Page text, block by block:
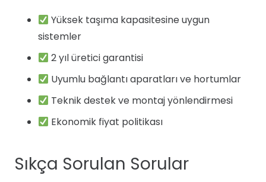
Yüksek taşıma kapasitesine uygun
sistemler
2 yıl üretici garantisi
Uyumlu bağlantı aparatları ve hortumlar
Teknik destek ve montaj yönlendirmesi
Ekonomik fiyat politikası
Sıkça Sorulan Sorular